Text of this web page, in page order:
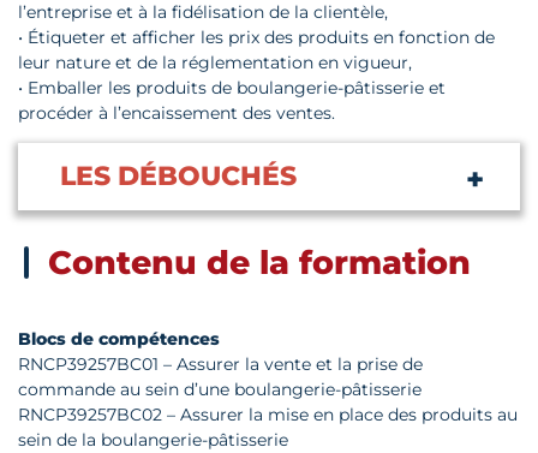
l’entreprise et à la fidélisation de la clientèle,
• Étiqueter et afficher les prix des produits en fonction de
leur nature et de la réglementation en vigueur,
• Emballer les produits de boulangerie-pâtisserie et
procéder à l’encaissement des ventes.
LES DÉBOUCHÉS
Contenu de la formation
Blocs de compétences
RNCP39257BC01 – Assurer la vente et la prise de
commande au sein d’une boulangerie-pâtisserie
RNCP39257BC02 – Assurer la mise en place des produits au
sein de la boulangerie-pâtisserie